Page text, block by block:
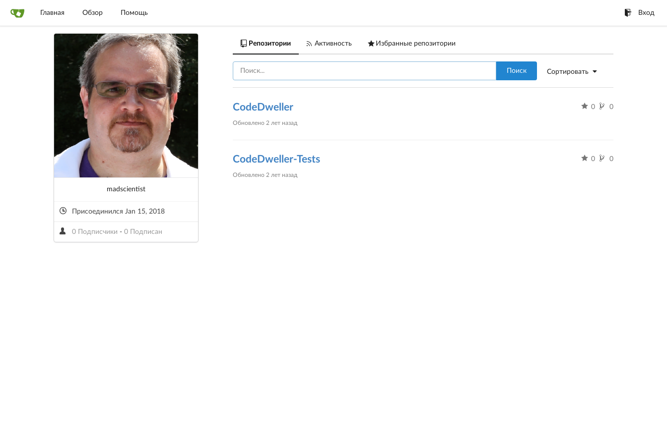
Главная Обзор Помощь Вход
madscientist
Присоединился Jan 15, 2018
0 Подписчики - 0 Подписан
Репозитории Активность Избранные репозитории
Сортировать
Поиск
CodeDweller 0 0
Обновлено 2 лет назад
CodeDweller-Tests 0 0
Обновлено 2 лет назад